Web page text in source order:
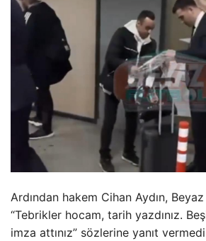
Ardından hakem Cihan Aydın,
“Tebrikler hocam, tarih yazdınız.
imza attınız” sözlerine yanıt